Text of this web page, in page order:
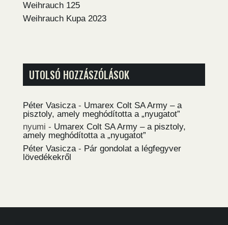
Weihrauch 125
Weihrauch Kupa 2023
UTOLSÓ HOZZÁSZÓLÁSOK
Péter Vasicza - Umarex Colt SA Army – a
pisztoly, amely meghódította a „nyugatot”
nyumi - Umarex Colt SA Army – a pisztoly,
amely meghódította a „nyugatot”
Péter Vasicza - Pár gondolat a légfegyver
lövedékekről